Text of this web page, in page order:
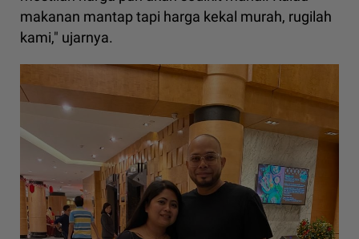
makanan mantap tapi harga kekal murah, rugilah
kami," ujarnya.